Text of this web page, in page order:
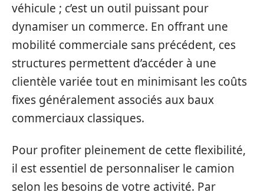
véhicule ; c’est un outil puissant pour
dynamiser un commerce. En offrant une
mobilité commerciale sans précédent, ces
structures permettent d’accéder à une
clientèle variée tout en minimisant les coûts
fixes généralement associés aux baux
commerciaux classiques.
Pour profiter pleinement de cette flexibilité,
il est essentiel de personnaliser le camion
selon les besoins de votre activité. Par